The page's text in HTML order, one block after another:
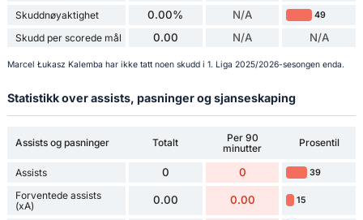
Skuddnøyaktighet 0.00% N/A 49
Skudd per scorede mål 0.00 N/A N/A
Marcel Łukasz Kalemba har ikke tatt noen skudd i 1. Liga 2025/2026-sesongen enda.
Statistikk over assists, pasninger og sjanseskaping
Assists og pasninger Totalt
Per 90
minutter
Prosentil
Assists 0 0 39
Forventede assists
(xA)
0.00 0.00 15